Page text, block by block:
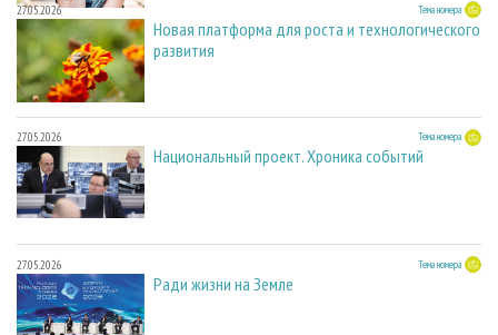
27.05.2026 Тема номера
Новая платформа для роста и технологического
развития
27.05.2026 Тема номера
Национальный проект. Хроника событий
27.05.2026 Тема номера
Ради жизни на Земле